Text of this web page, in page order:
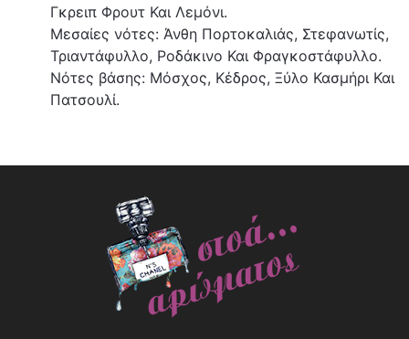
Γκρειπ Φρουτ Και Λεμόνι.
Μεσαίες νότες: Άνθη Πορτοκαλιάς, Στεφανωτίς,
Τριαντάφυλλο, Ροδάκινο Και Φραγκοστάφυλλο.
Νότες βάσης: Μόσχος, Κέδρος, Ξύλο Κασμήρι Και
Πατσουλί.